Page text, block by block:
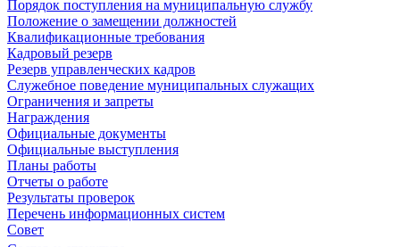
Порядок поступления на муниципальную службу
Положение о замещении должностей
Квалификационные требования
Кадровый резерв
Резерв управленческих кадров
Служебное поведение муниципальных служащих
Ограничения и запреты
Награждения
Официальные документы
Официальные выступления
Планы работы
Отчеты о работе
Результаты проверок
Перечень информационных систем
Совет